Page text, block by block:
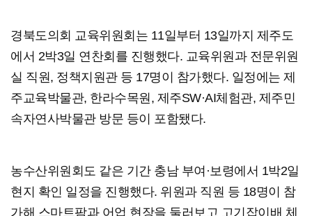
경북도의회 교육위원회는 11일부터 13일까지 제주도
에서 2박3일 연찬회를 진행했다. 교육위원과 전문위원
실 직원, 정책지원관 등 17명이 참가했다. 일정에는 제
주교육박물관, 한라수목원, 제주SW·AI체험관, 제주민
속자연사박물관 방문 등이 포함됐다.
농수산위원회도 같은 기간 충남 부여·보령에서 1박2일
현지 확인 일정을 진행했다. 위원과 직원 등 18명이 참
가해 스마트팜과 어업 현장을 둘러보고 고기잡이배 체